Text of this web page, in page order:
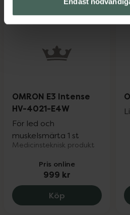
OMRON E3 Intense
HV-4021-E4W
För led och
muskelsmärta 1 st
Medicinsteknisk produkt
Pris online
999 kr
Köp OMRON E3